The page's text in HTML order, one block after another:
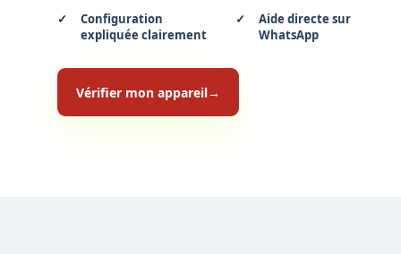
Configuration
expliquée clairement
Aide directe sur
WhatsApp
Vérifier mon appareil→